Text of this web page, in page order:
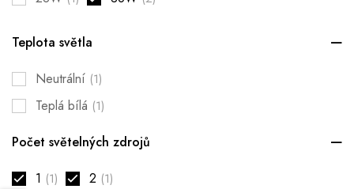
Teplota světla
Neutrální (1)
Teplá bílá (1)
Počet světelných zdrojů
1 (1) 2 (1)